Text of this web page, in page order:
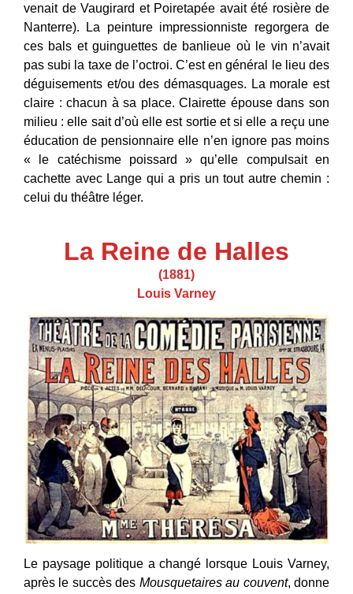
venait de Vaugirard et Poiretapée avait été rosière de
Nanterre). La peinture impressionniste regorgera de
ces bals et guinguettes de banlieue où le vin n’avait
pas subi la taxe de l’octroi. C’est en général le lieu des
déguisements et/ou des démasquages. La morale est
claire : chacun à sa place. Clairette épouse dans son
milieu : elle sait d’où elle est sortie et si elle a reçu une
éducation de pensionnaire elle n’en ignore pas moins
« le catéchisme poissard » qu’elle compulsait en
cachette avec Lange qui a pris un tout autre chemin :
celui du théâtre léger.
La Reine de Halles
(1881)
Louis Varney
Le paysage politique a changé lorsque Louis Varney,
après le succès des Mousquetaires au couvent, donne